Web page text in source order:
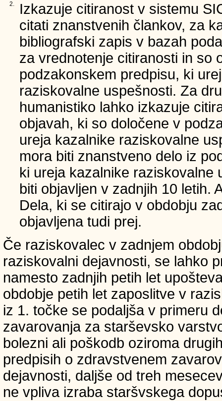
2.
Izkazuje citiranost v sistemu
citati znanstvenih člankov, za
bibliografski zapis v bazah
za vrednotenje citiranosti in so
podzakonskem predpisu, ki
raziskovalne uspešnosti. Za
humanistiko lahko izkazuje
objavah, ki so določene v
ureja kazalnike raziskovalne
mora biti znanstveno delo iz
ki ureja kazalnike raziskovalne
biti objavljen v zadnjih 10 letih.
Dela, ki se citirajo v obdobju
objavljena tudi prej.
Če raziskovalec v zadnjem
raziskovalni dejavnosti, se lahko
namesto zadnjih petih let
obdobje petih let zaposlitve v
iz 1. točke se podaljša v primeru
zavarovanja za starševsko
bolezni ali poškodb oziroma
predpisih o zdravstvenem
dejavnosti, daljše od treh
ne vpliva izraba staršvskega